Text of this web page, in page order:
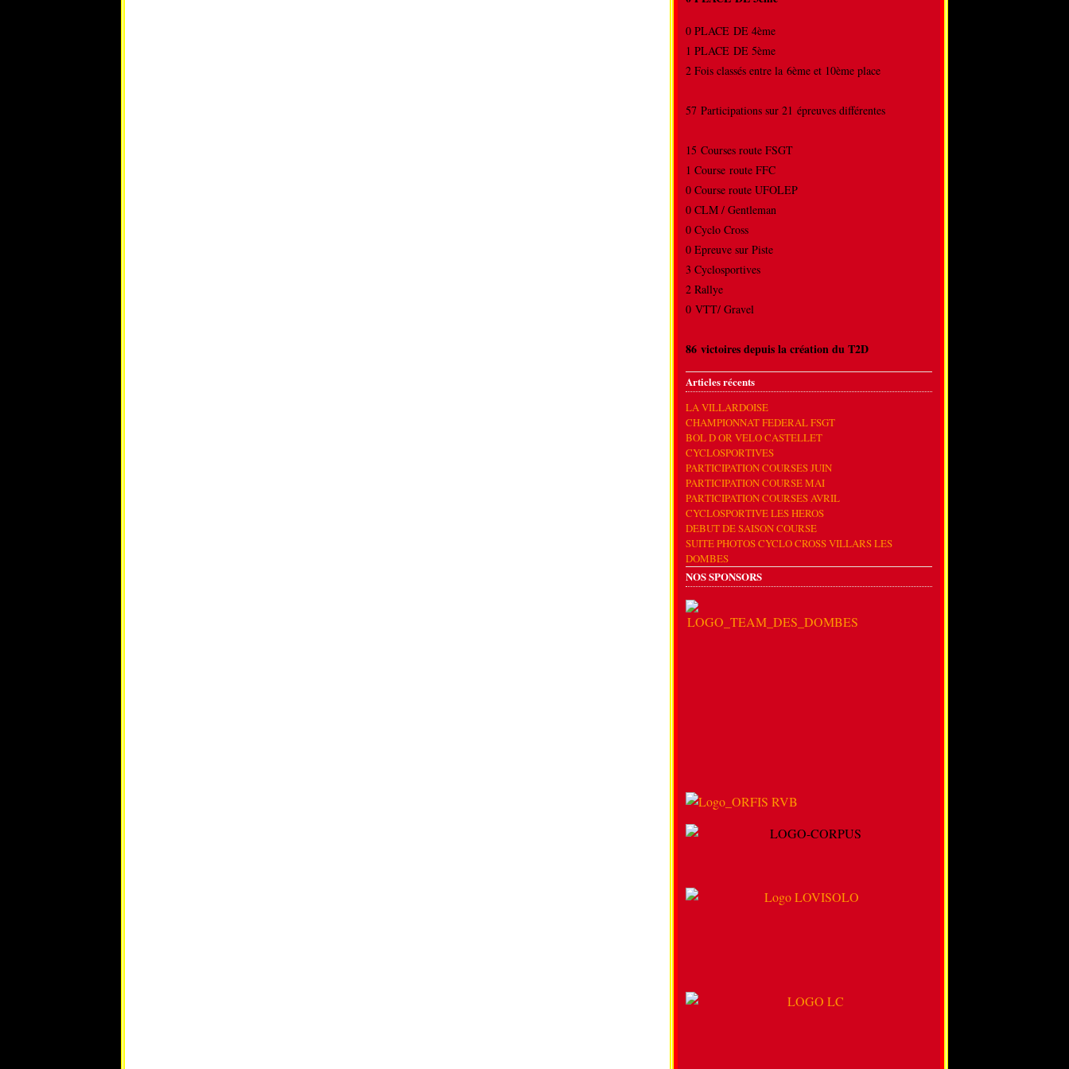
0 PLACE DE 4ème
1 PLACE DE 5ème
2 Fois classés entre la 6ème et 10ème place
57 Participations sur 21 épreuves différentes
15 Courses route FSGT
1 Course route FFC
0 Course route UFOLEP
0 CLM / Gentleman
0 Cyclo Cross
0 Epreuve sur Piste
3 Cyclosportives
2 Rallye
0 VTT/ Gravel
86 victoires depuis la création du T2D
Articles récents
LA VILLARDOISE
CHAMPIONNAT FEDERAL FSGT
BOL D OR VELO CASTELLET
CYCLOSPORTIVES
PARTICIPATION COURSES JUIN
PARTICIPATION COURSE MAI
PARTICIPATION COURSES AVRIL
CYCLOSPORTIVE LES HEROS
DEBUT DE SAISON COURSE
SUITE PHOTOS CYCLO CROSS VILLARS LES
DOMBES
NOS SPONSORS